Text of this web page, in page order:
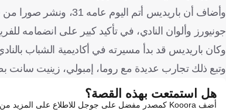
وأضاف أن باريديس أتم
جونيورز وألوان النادي، في تأكيد كبير على انضمامه
وكان باريديس قد بدأ مسيرته في أكاديمية الشباب بالنادي
وتبع ذلك تجارب عديدة مع روما، إمبولي، زينيت سانت
هل استمتعت بهذه القصة؟
أضف Kooora كمصدر مفضل على جوجل للاطلاع على المزيد من تقاريرنا